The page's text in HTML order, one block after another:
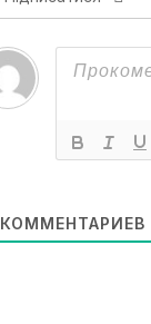
КОММЕНТАРИЕВ